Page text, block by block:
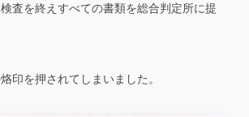
査を終えすべての書類を総合判定所に提
印を押されてしまいました。